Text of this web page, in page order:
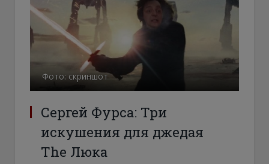
Фото: скриншот
Сергей Фурса: Три
искушения для джедая
The Люка